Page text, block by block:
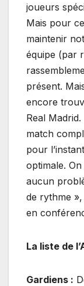
joueurs
Mais pour
maintenir
équipe (par
présent.
encore
Real
match
pour
optimale.
aucun
de rythme
en
La liste de
Gardiens :